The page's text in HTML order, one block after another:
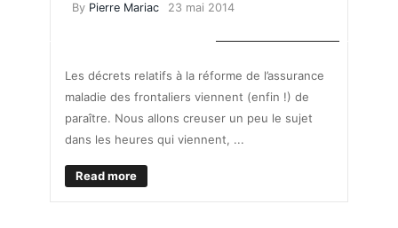
By Pierre Mariac 23 mai 2014
Les décrets relatifs à la réforme de l’assurance
maladie des frontaliers viennent (enfin !) de
paraître. Nous allons creuser un peu le sujet
dans les heures qui viennent, ...
Read more